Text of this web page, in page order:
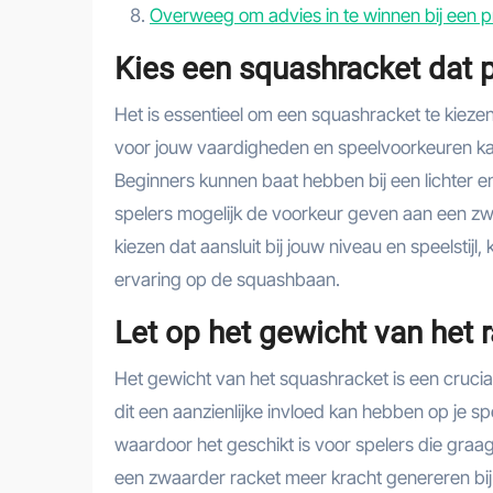
Overweeg om advies in te winnen bij een
Kies een squashracket dat
Het is essentieel om een squashracket te
voor jouw vaardigheden en speelvoorkeuren
Beginners kunnen baat hebben bij een lichter
spelers mogelijk de voorkeur geven aan een
kiezen dat aansluit bij jouw niveau en
ervaring op de squashbaan.
Let op het gewicht van het
Het gewicht van het squashracket is een
dit een aanzienlijke invloed kan hebben op je
waardoor het geschikt is voor spelers die
een zwaarder racket meer kracht genereren